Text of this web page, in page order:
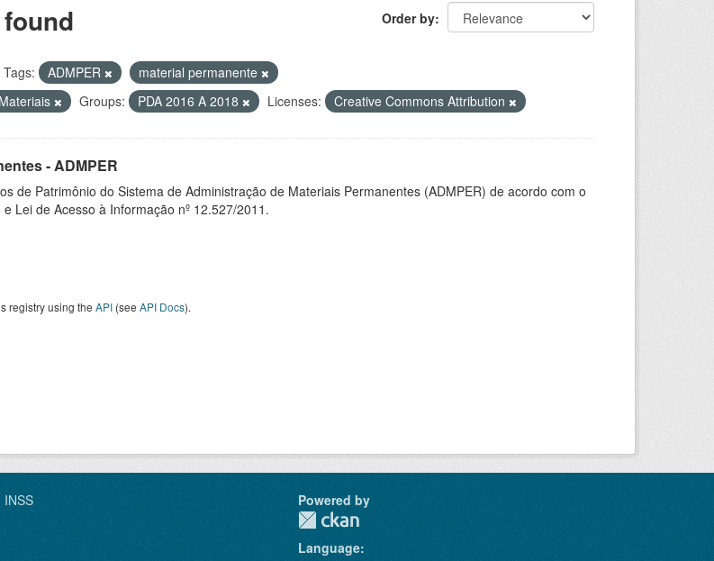
Order by
Tags: ADMPER
material permanente
Groups: PDA 2016 A 2018 Licenses: Creative Commons Attribution
- ADMPER
de Patrimônio do Sistema de Administração de Materiais Permanentes (ADMPER) de acordo com o
e Lei de Acesso à Informação nº 12.527/2011.
registry using the API (see API Docs).
INSS
Powered by
Language